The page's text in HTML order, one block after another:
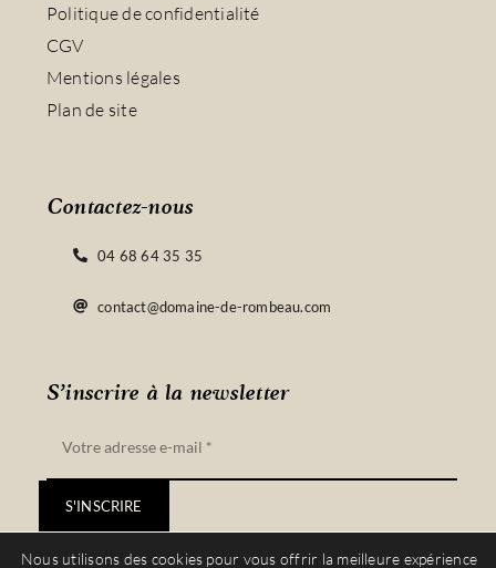
Politique de confidentialité
CGV
Mentions légales
Plan de site
S’inscrire à la newsletter
S'INSCRIRE
Contactez-nous
04 68 64 35 35
contact@domaine-de-rombeau.com
Nous utilisons des cookies pour vous offrir la meilleure expérience